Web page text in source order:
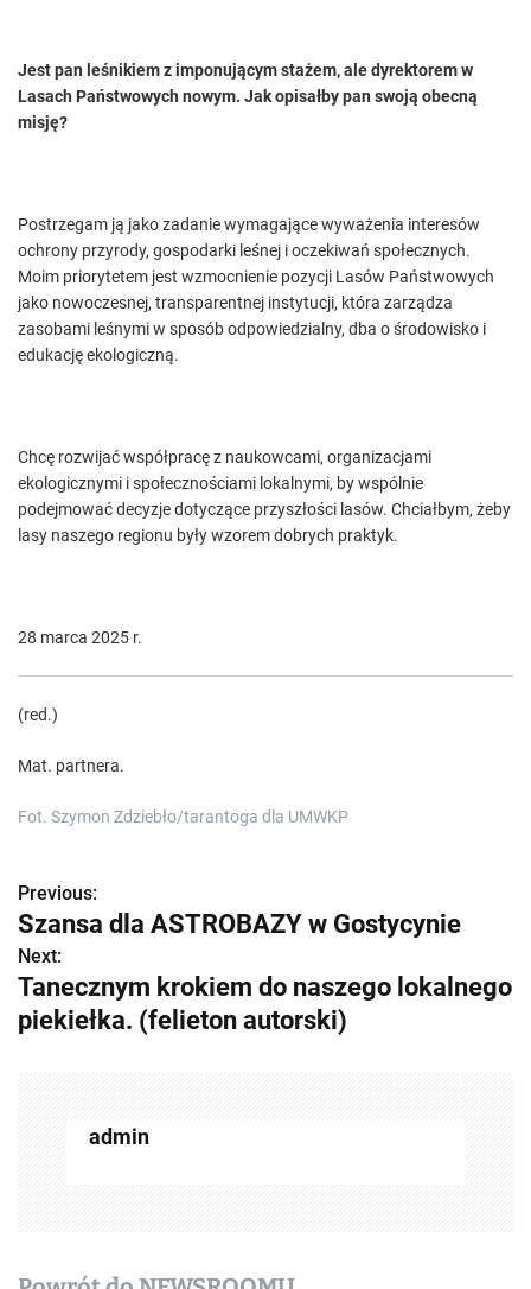
Jest pan leśnikiem z imponującym stażem, ale dyrektorem w
Lasach Państwowych nowym. Jak opisałby pan swoją obecną
misję?
Postrzegam ją jako zadanie wymagające wyważenia interesów
ochrony przyrody, gospodarki leśnej i oczekiwań społecznych.
Moim priorytetem jest wzmocnienie pozycji Lasów Państwowych
jako nowoczesnej, transparentnej instytucji, która zarządza
zasobami leśnymi w sposób odpowiedzialny, dba o środowisko i
edukację ekologiczną.
Chcę rozwijać współpracę z naukowcami, organizacjami
ekologicznymi i społecznościami lokalnymi, by wspólnie
podejmować decyzje dotyczące przyszłości lasów. Chciałbym, żeby
lasy naszego regionu były wzorem dobrych praktyk.
28 marca 2025 r.
(red.)
Mat. partnera.
Fot. Szymon Zdziebło/tarantoga dla UMWKP
Z
o
b
a
Previous:
Szansa dla ASTROBAZY w Gostycynie
Next:
Tanecznym krokiem do naszego lokalnego
piekiełka. (felieton autorski)
admin